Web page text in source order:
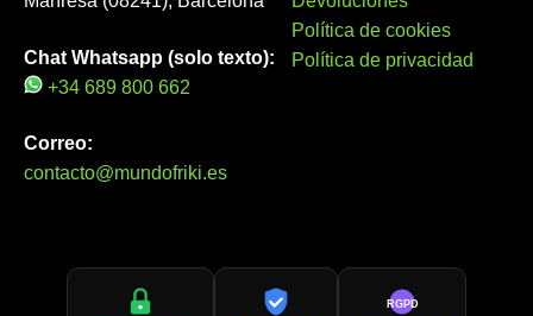
Chat Whatsapp (solo texto):
+34 689 800 662
Correo:
contacto@mundofriki.es
Política de cookies
Política de privacidad
RGPD